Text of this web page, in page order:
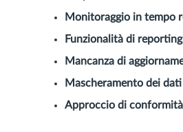
Monitoraggio in tempo
Funzionalità di
Mancanza di
Mascheramento dei
Approccio di